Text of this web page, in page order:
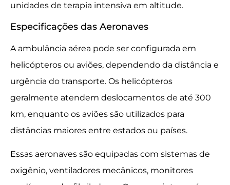
unidades de terapia intensiva em altitude.
Especificações das Aeronaves
A ambulância aérea pode ser configurada em
helicópteros ou aviões, dependendo da distância e
urgência do transporte. Os helicópteros
geralmente atendem deslocamentos de até 300
km, enquanto os aviões são utilizados para
distâncias maiores entre estados ou países.
Essas aeronaves são equipadas com sistemas de
oxigênio, ventiladores mecânicos, monitores